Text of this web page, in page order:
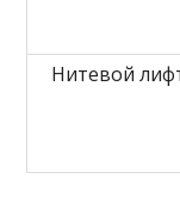
Нитевой